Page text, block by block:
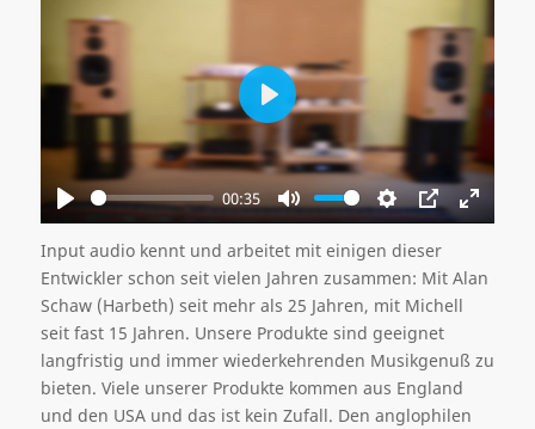
Play
00:35
Mute Settings
PIP
Enter
Play
Input audio kennt und arbeitet mit einigen dieser
Entwickler schon seit vielen Jahren zusammen: Mit Alan
Schaw (Harbeth) seit mehr als 25 Jahren, mit Michell
seit fast 15 Jahren. Unsere Produkte sind geeignet
langfristig und immer wiederkehrenden Musikgenuß zu
bieten. Viele unserer Produkte kommen aus England
und den USA und das ist kein Zufall. Den anglophilen